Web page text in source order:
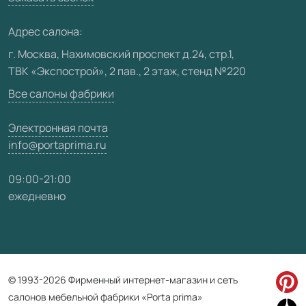
Карта сайта
Адрес салона:
г. Москва, Нахимовский проспект д.24, стр.1,
ТВК «Экспострой», 2 пав., 2 этаж, стенд №220
Все салоны фабрики
Электронная почта
info@portaprima.ru
09:00-21:00
ежедневно
© 1993-2026 Фирменный интернет-магазин и сеть
салонов мебельной фабрики «Porta prima»